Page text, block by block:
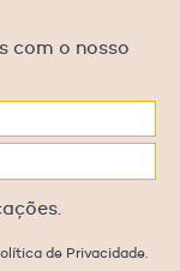
com o nosso
de Privacidade.